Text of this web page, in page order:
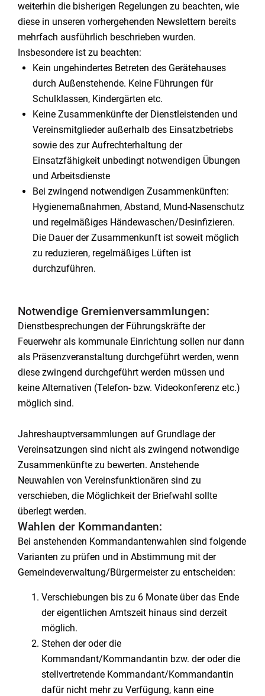
weiterhin die bisherigen Regelungen zu beachten, wie
diese in unseren vorhergehenden Newslettern bereits
mehrfach ausführlich beschrieben wurden.
Insbesondere ist zu beachten:
Kein ungehindertes Betreten des Gerätehauses
durch Außenstehende. Keine Führungen für
Schulklassen, Kindergärten etc.
Keine Zusammenkünfte der Dienstleistenden und
Vereinsmitglieder außerhalb des Einsatzbetriebs
sowie des zur Aufrechterhaltung der
Einsatzfähigkeit unbedingt notwendigen Übungen
und Arbeitsdienste
Bei zwingend notwendigen Zusammenkünften:
Hygienemaßnahmen, Abstand, Mund-Nasenschutz
und regelmäßiges Händewaschen/Desinfizieren.
Die Dauer der Zusammenkunft ist soweit möglich
zu reduzieren, regelmäßiges Lüften ist
durchzuführen.
Notwendige Gremienversammlungen:
Dienstbesprechungen der Führungskräfte der
Feuerwehr als kommunale Einrichtung sollen nur dann
als Präsenzveranstaltung durchgeführt werden, wenn
diese zwingend durchgeführt werden müssen und
keine Alternativen (Telefon- bzw. Videokonferenz etc.)
möglich sind.
Jahreshauptversammlungen auf Grundlage der
Vereinsatzungen sind nicht als zwingend notwendige
Zusammenkünfte zu bewerten. Anstehende
Neuwahlen von Vereinsfunktionären sind zu
verschieben, die Möglichkeit der Briefwahl sollte
überlegt werden.
Wahlen der Kommandanten:
Bei anstehenden Kommandantenwahlen sind folgende
Varianten zu prüfen und in Abstimmung mit der
Gemeindeverwaltung/Bürgermeister zu entscheiden:
Verschiebungen bis zu 6 Monate über das Ende
der eigentlichen Amtszeit hinaus sind derzeit
möglich.
Stehen der oder die
Kommandant/Kommandantin bzw. der oder die
stellvertretende Kommandant/Kommandantin
dafür nicht mehr zu Verfügung, kann eine